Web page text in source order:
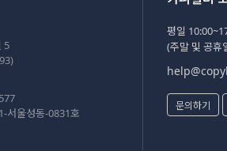
5
서울성동-0831호
평일
(주말 및 공휴
문의하기